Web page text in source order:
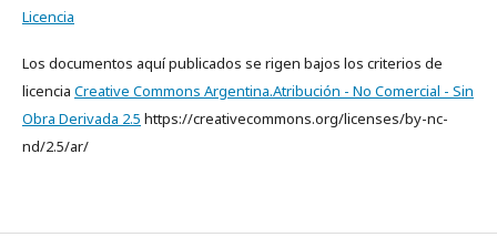
Licencia
Los documentos aquí publicados se rigen bajos los criterios de
licencia Creative Commons Argentina.Atribución - No Comercial - Sin
Obra Derivada 2.5 https://creativecommons.org/licenses/by-nc-
nd/2.5/ar/